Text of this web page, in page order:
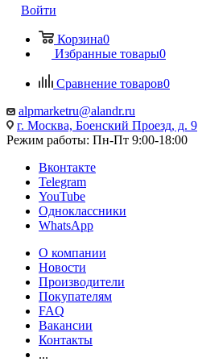
Войти
Корзина0
Избранные товары0
Сравнение товаров0
alpmarketru@alandr.ru
г. Москва, Боенский Проезд, д. 9
Режим работы: Пн-Пт 9:00-18:00
Вконтакте
Telegram
YouTube
Одноклассники
WhatsApp
О компании
Новости
Производители
Покупателям
FAQ
Вакансии
Контакты
...